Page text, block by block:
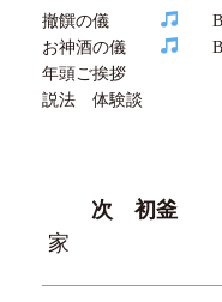
撤饌の儀
お神酒の儀
年頭ご挨拶
説法 体験談
次 初釜
家